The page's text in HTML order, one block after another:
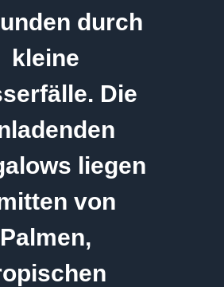
durch
kleine
Die
liegen
von
Palmen,